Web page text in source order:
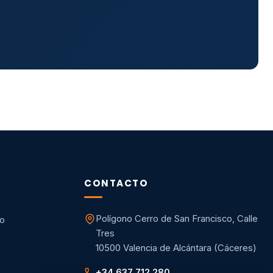
CONTACTO
Polígono Cerro de San Francisco, Calle
Tres
10500 Valencia de Alcántara (Cáceres)